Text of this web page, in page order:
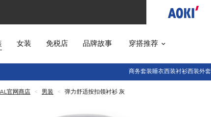
女装 免税店 品牌故事 穿搭推荐
商务套装睡衣西装衬衫西装外套
官网商店 < 男装 < 弹力舒适按扣领衬衫 灰